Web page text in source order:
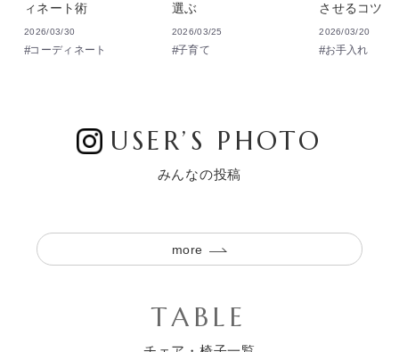
ィネート術
2026/03/30
コーディネート
選ぶ
2026/03/25
子育て
させるコツ
2026/03/20
お手入れ
USER’S PHOTO
みんなの投稿
more
TABLE